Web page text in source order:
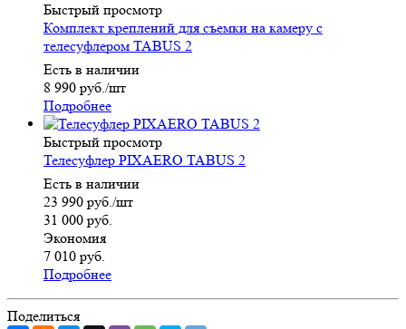
Быстрый просмотр
Комплект креплений для съемки на камеру с
телесуфлером TABUS 2
Есть в наличии
8 990 руб./шт
Подробнее
Быстрый просмотр
Телесуфлер PIXAERO TABUS 2
Есть в наличии
23 990 руб./шт
31 000 руб.
Экономия
7 010 руб.
Подробнее
Поделиться